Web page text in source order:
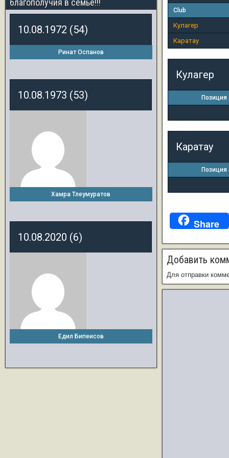
Club
Кулагер
Каратау
Кулагер
Позиция
Каратау
Позиция
Share
Добавить
Для отправки
благополучия в семье!!!
10.08.1972 (54)
Ринат Оспанов
10.08.1973 (53)
Хамра Тлеумуратов
10.08.2020 (6)
Едил Бипеисов